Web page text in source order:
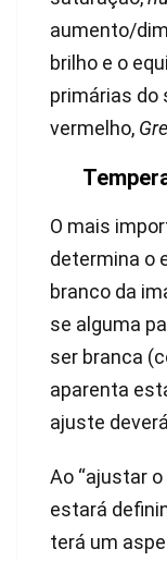
aumento/
brilho e o
primárias do
vermelho,
O mais
determina o
branco da
se alguma
ser branca
aparenta
ajuste
Ao “ajustar
estará
terá um